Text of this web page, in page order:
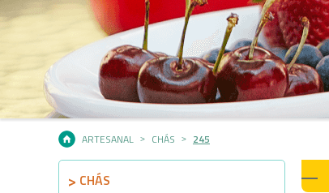
ARTESANAL CHÁS 245
CHÁS